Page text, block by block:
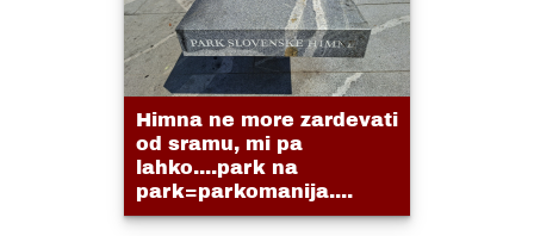
Himna ne more zardevati
od sramu, mi pa
lahko....park na
park=parkomanija....